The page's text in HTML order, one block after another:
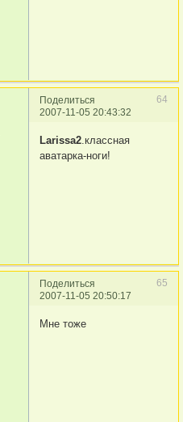
Поделиться
64
2007-11-05 20:43:32
Larissa2.классная
аватарка-ноги!
Поделиться
65
2007-11-05 20:50:17
Мне тоже